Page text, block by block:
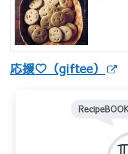
応援♡（giftee）